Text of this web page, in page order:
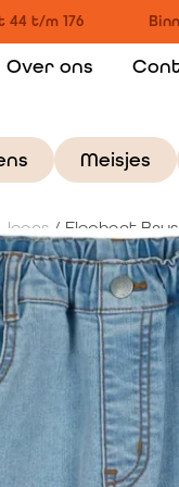
t/m 176
Over ons
Meisjes
Jeans / Elephant